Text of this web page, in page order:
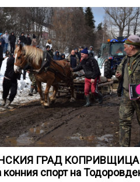
ГРАД КОПРИВЩИЦА
конния спорт на